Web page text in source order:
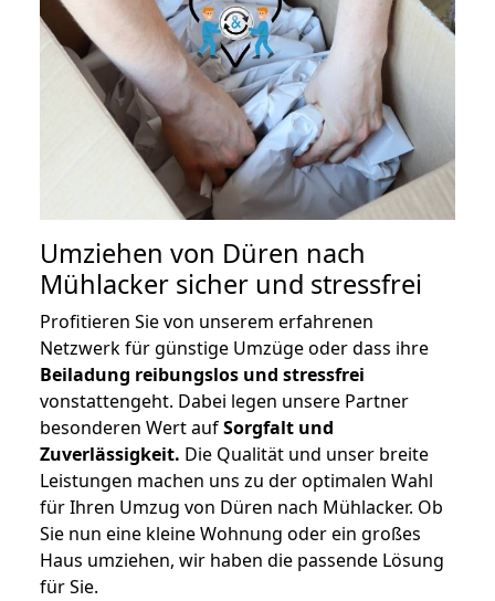
Umziehen von Düren nach
Mühlacker sicher und stressfrei
Profitieren Sie von unserem erfahrenen
Netzwerk für günstige Umzüge oder dass ihre
Beiladung reibungslos und stressfrei
vonstattengeht. Dabei legen unsere Partner
besonderen Wert aufSorgfalt und
Zuverlässigkeit. Die Qualität und unser breite
Leistungen machen uns zu der optimalen Wahl
für Ihren Umzug von Düren nach Mühlacker. Ob
Sie nun eine kleine Wohnung oder ein großes
Haus umziehen, wir haben die passende Lösung
für Sie.